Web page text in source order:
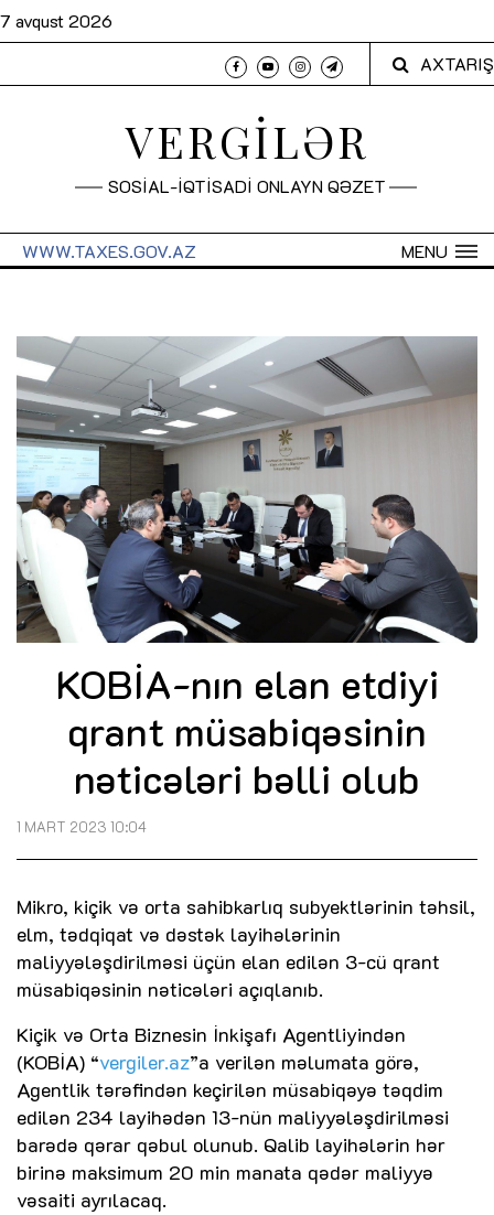
7 avqust 2026
AXTARIŞ
VERGİLƏR
SOSİAL-İQTİSADİ ONLAYN QƏZET
MENU
WWW.TAXES.GOV.AZ
KOBİA-nın elan etdiyi
qrant müsabiqəsinin
nəticələri bəlli olub
1 MART 2023 10:04
Mikro, kiçik və orta sahibkarlıq subyektlərinin təhsil,
elm, tədqiqat və dəstək layihələrinin
maliyyələşdirilməsi üçün elan edilən 3-cü qrant
müsabiqəsinin nəticələri açıqlanıb.
Kiçik və Orta Biznesin İnkişafı Agentliyindən
(KOBİA) “vergiler.az”a verilən məlumata görə,
Agentlik tərəfindən keçirilən müsabiqəyə təqdim
edilən 234 layihədən 13-nün maliyyələşdirilməsi
barədə qərar qəbul olunub. Qalib layihələrin hər
birinə maksimum 20 min manata qədər maliyyə
vəsaiti ayrılacaq.